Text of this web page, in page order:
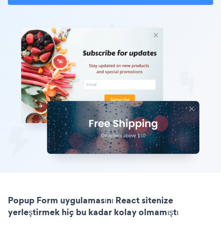
Popup Form uygulamasını React sitenize
yerleştirmek hiç bu kadar kolay olmamıştı